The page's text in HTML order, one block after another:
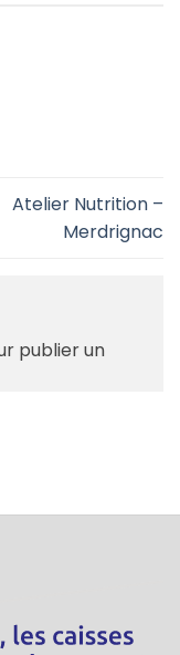
Atelier Nutrition –
Merdrignac
publier un